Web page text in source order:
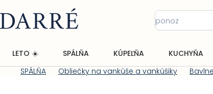
na
obsah
LETO ☀️ SPÁLŇA KÚPEĽŇA KUCHYŇA
SPÁLŇA Obliečky na vankúše a vankúšiky